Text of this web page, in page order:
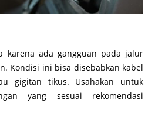
karena ada gangguan pada jalur
Kondisi ini bisa disebabkan kabel
gigitan tikus. Usahakan untuk
yang sesuai rekomendasi